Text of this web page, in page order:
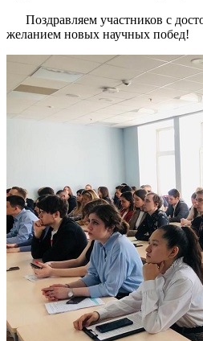
Поздравляем участников с
желанием новых научных побед!